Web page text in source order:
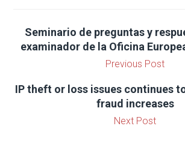
Seminario de preguntas y
examinador de la Oficina
Previous Post
IP theft or loss issues continues
fraud increases
Next Post